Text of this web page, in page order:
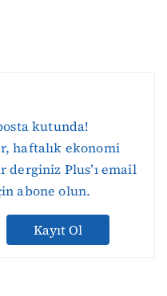
kutunda!
haftalık ekonomi
derginiz Plus’ı email
abone olun.
Kayıt Ol